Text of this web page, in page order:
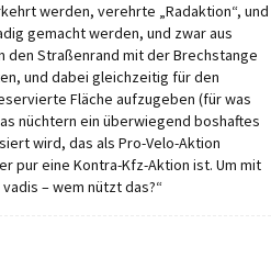
werden, verehrte „Radaktion“, und
gemacht werden, und zwar aus
den Straßenrand mit der Brechstange
und dabei gleichzeitig für den
Fläche aufzugeben (für was
nüchtern ein überwiegend boshaftes
wird, das als Pro-Velo-Aktion
pur eine Kontra-Kfz-Aktion ist. Um mit
– wem nützt das?“